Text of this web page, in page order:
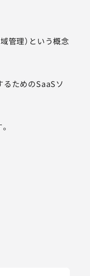
管理）という概念
ためのSaaSソ